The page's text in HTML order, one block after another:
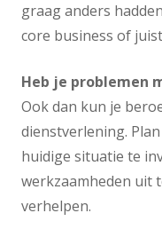
graag anders
core business of
Heb je problemen
Ook dan kun je
dienstverlening.
huidige situatie te
werkzaamheden uit
verhelpen.